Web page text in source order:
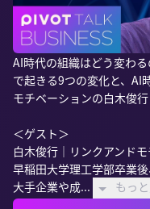
AI時代の組織はどう変わ
で起きる9つの変化と、AI
モチベーションの白木俊行
＜ゲスト＞
白木俊行｜リンクアンド
早稲田大学理工学部卒業
大手企業や成...
もっ